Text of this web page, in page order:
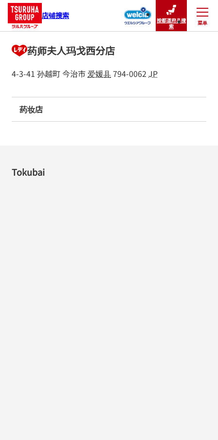
店铺搜索
按都道府县搜
索
菜单
关闭
药师夫人玛戈西分店
4-3-41 孙越町 今治市爱媛县794-0062 JP
药妆店
Tokubai